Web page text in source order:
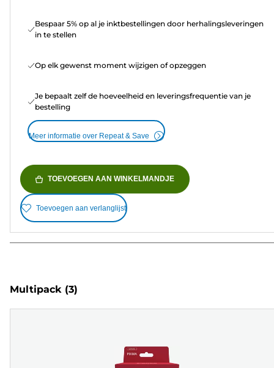
Bespaar 5% op al je inktbestellingen door herhalingsleveringen
in te stellen
Op elk gewenst moment wijzigen of opzeggen
Je bepaalt zelf de hoeveelheid en leveringsfrequentie van je
bestelling
Meer informatie over Repeat & Save
TOEVOEGEN AAN WINKELMANDJE
Toevoegen aan verlanglijst
Multipack (3)